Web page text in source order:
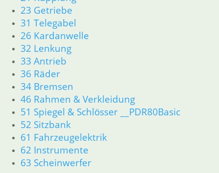
23 Getriebe
31 Telegabel
26 Kardanwelle
32 Lenkung
33 Antrieb
36 Räder
34 Bremsen
46 Rahmen & Verkleidung
51 Spiegel & Schlösser __PDR80Basic
52 Sitzbank
61 Fahrzeugelektrik
62 Instrumente
63 Scheinwerfer
21 Kupplung
23 Getriebe
26 Kardanwelle
31 Telegabel
32 Lenkung
33 Antrieb
34 Bremsen
36 Räder
46 Rahmen & Verkleidung
51 Spiegel & Schlösser
52 Sitzbank
61 Fahrzeugelektrik
62 Instrumente
63 Scheinwerfer
R80/100 R80/100 RT 1980 bis 1984